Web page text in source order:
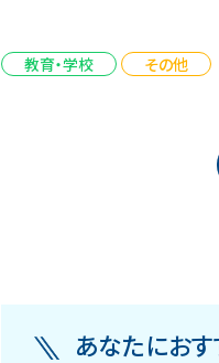
教育・学校 その他
あなたにおす